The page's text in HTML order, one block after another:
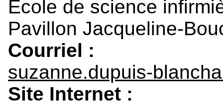
École de science
Pavillon Jacqueline-
Courriel :
suzanne.dupuis-
Site Internet :